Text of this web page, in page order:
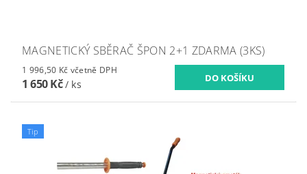
MAGNETICKÝ SBĚRAČ ŠPON 2+1 ZDARMA (3KS)
1 996,50 Kč včetně DPH
1 650 Kč/ ks
Tip